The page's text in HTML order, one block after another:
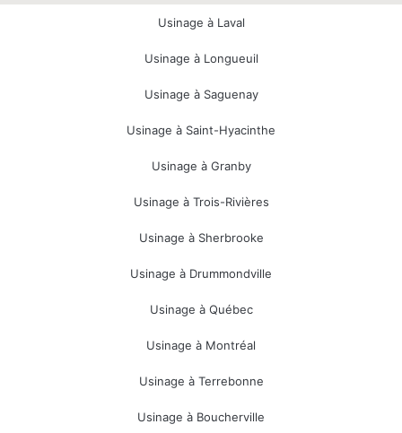
Usinage à Laval
Usinage à Longueuil
Usinage à Saguenay
Usinage à Saint-Hyacinthe
Usinage à Granby
Usinage à Trois-Rivières
Usinage à Sherbrooke
Usinage à Drummondville
Usinage à Québec
Usinage à Montréal
Usinage à Terrebonne
Usinage à Boucherville